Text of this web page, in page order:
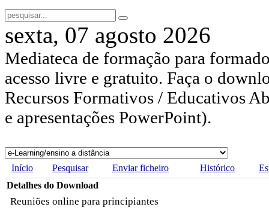
sexta, 07 agosto 2026
Mediateca de formação para
acesso livre e gratuito. Faça o
Recursos Formativos / Educativos
e apresentações PowerPoint).
Início Pesquisar Enviar ficheiro Histórico
Detalhes do Download
Reuniões online para principiantes